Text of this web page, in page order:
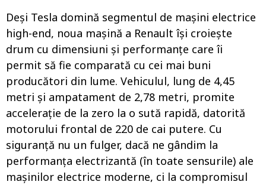
Deși Tesla domină segmentul de mașini electrice
high-end, noua mașină a Renault își croiește
drum cu dimensiuni și performanțe care îi
permit să fie comparată cu cei mai buni
producători din lume. Vehiculul, lung de 4,45
metri și ampatament de 2,78 metri, promite
accelerație de la zero la o sută rapidă, datorită
motorului frontal de 220 de cai putere. Cu
siguranță nu un fulger, dacă ne gândim la
performanța electrizantă (în toate sensurile) ale
mașinilor electrice moderne, ci la compromisul